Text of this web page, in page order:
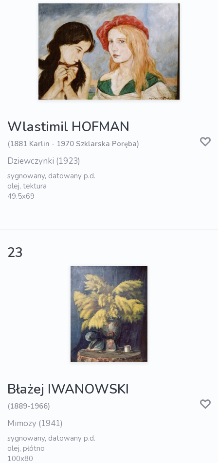
Wlastimil HOFMAN
(1881 Karlin - 1970 Szklarska Poręba)
Dziewczynki (1923)
sygnowany, datowany p.d.
olej, tektura
49.5x69
23
Błażej IWANOWSKI
(1889-1966)
Mimozy (1941)
sygnowany, datowany p.d.
olej, płótno
100x80